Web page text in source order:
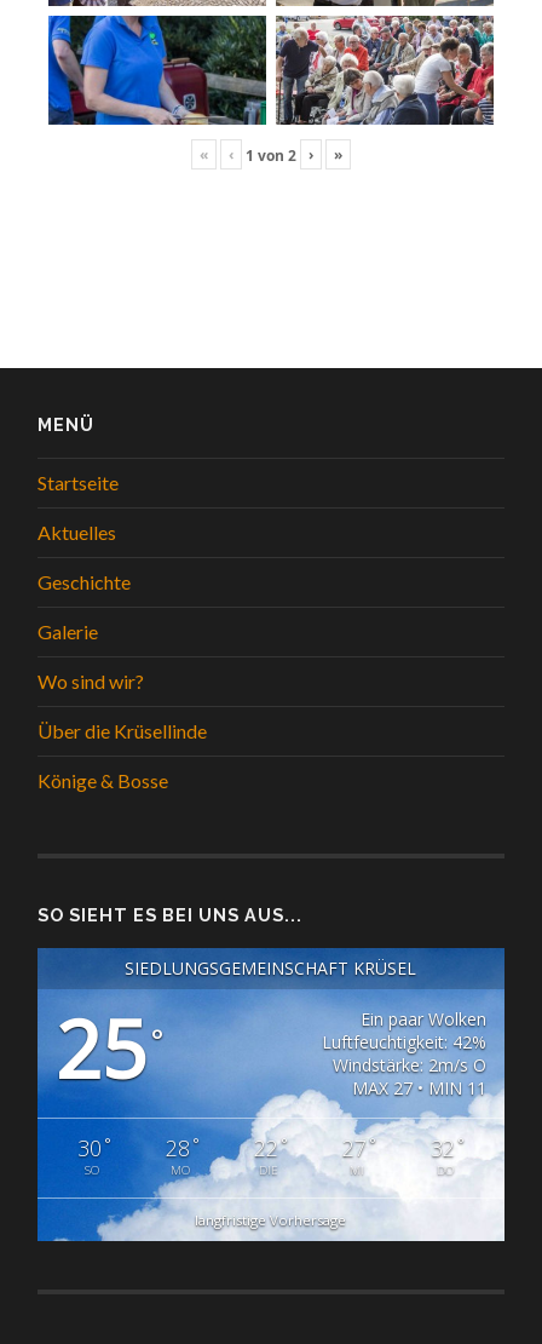
« ‹ 1 von 2 › »
MENÜ
Startseite
Aktuelles
Geschichte
Galerie
Wo sind wir?
Über die Krüsellinde
Könige & Bosse
SO SIEHT ES BEI UNS AUS...
SIEDLUNGSGEMEINSCHAFT KRÜSEL
25°
Ein paar Wolken
Luftfeuchtigkeit: 42%
Windstärke: 2m/s O
MAX 27 • MIN 11
30°
SO
28°
MO
22°
DIE
27°
MI
32 °
DO
langfristige Vorhersage